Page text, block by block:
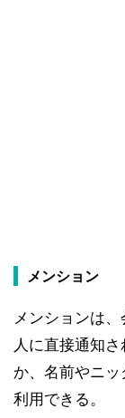
メンション
メンションは
人に直接通知
か、名前やニ
利用できる。